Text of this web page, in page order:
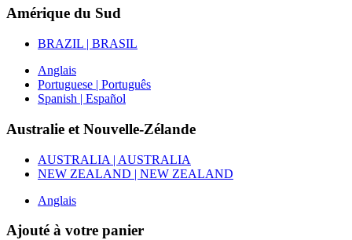
Amérique du Sud
BRAZIL | BRASIL
Anglais
Portuguese | Português
Spanish | Español
Australie et Nouvelle-Zélande
AUSTRALIA | AUSTRALIA
NEW ZEALAND | NEW ZEALAND
Anglais
Ajouté à votre panier